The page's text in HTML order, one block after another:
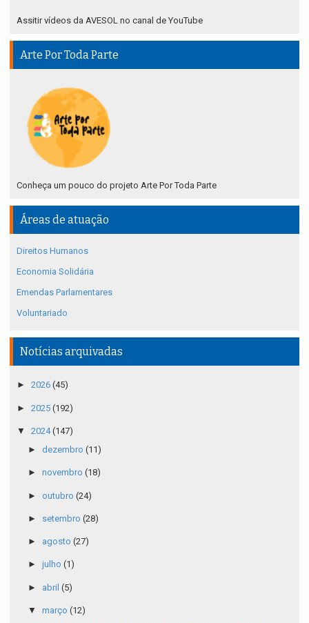
Assitir vídeos da AVESOL no canal de YouTube
Arte Por Toda Parte
Conheça um pouco do projeto Arte Por Toda Parte
Áreas de atuação
Direitos Humanos
Economia Solidária
Emendas Parlamentares
Voluntariado
Notícias arquivadas
► 2026 (45)
► 2025 (192)
▼ 2024(147)
► dezembro (11)
► novembro (18)
► outubro (24)
► setembro (28)
► agosto (27)
► julho (1)
► abril (5)
▼ março (12)